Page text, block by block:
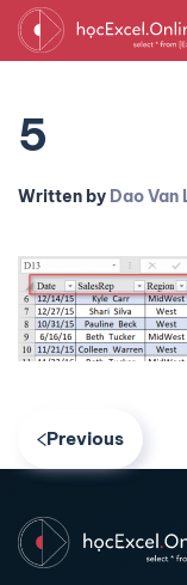
5
Written by Dao Van
Previous